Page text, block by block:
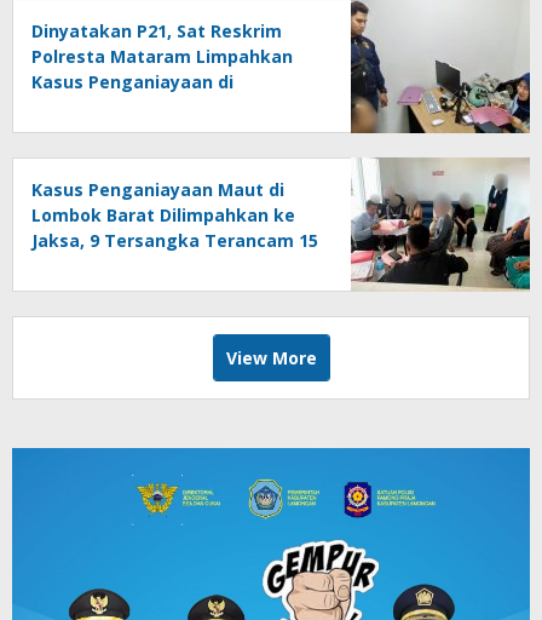
Dinyatakan P21, Sat Reskrim
Polresta Mataram Limpahkan
Kasus Penganiayaan di
Kasus Penganiayaan Maut di
Lombok Barat Dilimpahkan ke
Jaksa, 9 Tersangka Terancam 15
View More